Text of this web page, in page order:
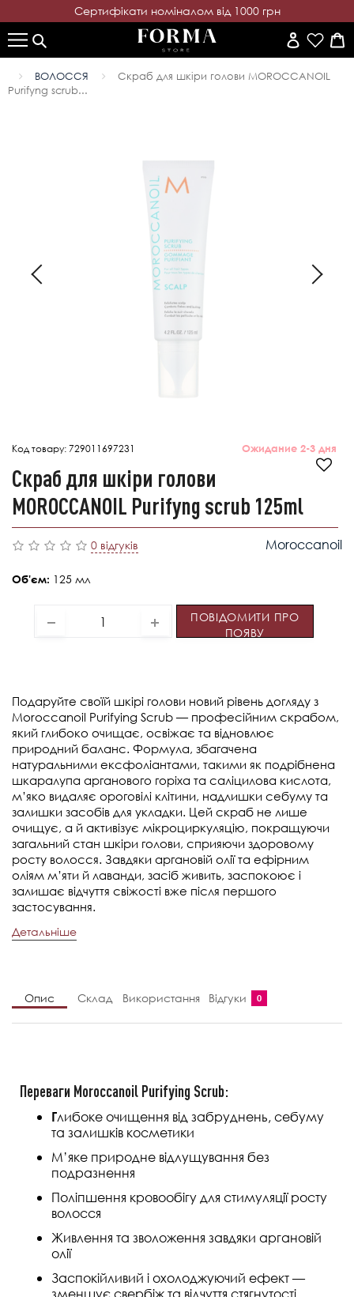
Cертифікати номіналом від 1000 грн
ВОЛОССЯ
Скраб для шкіри голови MОROCCANOIL
Purifyng scrub...
Код товару:729011697231 Ожидание 2-3 дня
Скраб для шкіри голови
MОROCCANOIL Purifyng scrub 125ml
0 відгуків Moroccanoil
Об'єм: 125 мл
ПОВІДОМИТИ ПРО
ПОЯВУ
Подаруйте своїй шкірі голови новий рівень догляду з
Moroccanoil Purifying Scrub — професійним скрабом,
який глибоко очищає, освіжає та відновлює
природний баланс. Формула, збагачена
натуральними ексфоліантами, такими як подрібнена
шкаралупа арганового горіха та саліцилова кислота,
м’яко видаляє ороговілі клітини, надлишки себуму та
залишки засобів для укладки. Цей скраб не лише
очищує, а й активізує мікроциркуляцію, покращуючи
загальний стан шкіри голови, сприяючи здоровому
росту волосся. Завдяки аргановій олії та ефірним
оліям м’яти й лаванди, засіб живить, заспокоює і
залишає відчуття свіжості вже після першого
застосування.
Детальніше
Опис Склад Використання Відгуки 0
Переваги Moroccanoil Purifying Scrub:
Глибоке очищення від забруднень, себуму
та залишків косметики
М’яке природне відлущування без
подразнення
Поліпшення кровообігу для стимуляції росту
волосся
Живлення та зволоження завдяки аргановій
олії
Заспокійливий і охолоджуючий ефект —
зменшує свербіж та відчуття стягнутості